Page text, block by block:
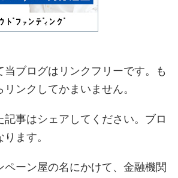
当ブログはリンクフリーです。も
ンクしてかまいません。
記事はシェアしてください。ブロ
ます。
ペーン屋の名にかけて、金融機関